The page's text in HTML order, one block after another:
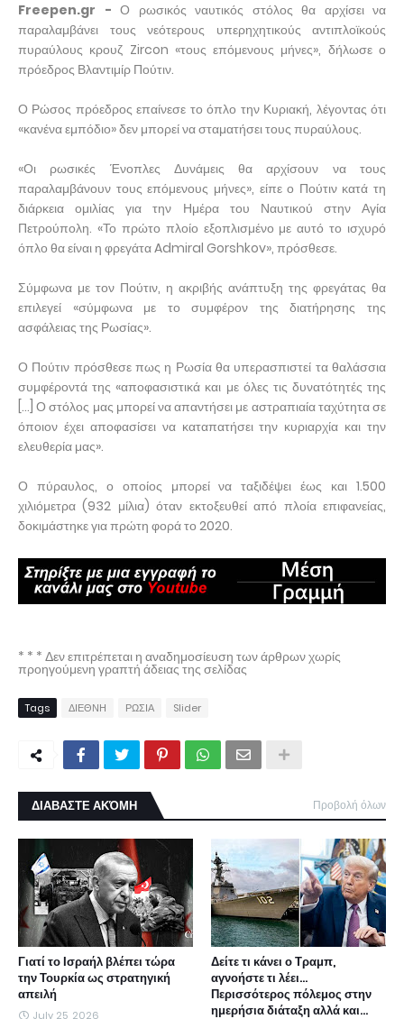
Freepen.gr - Ο ρωσικός ναυτικός στόλος θα αρχίσει να
παραλαμβάνει τους νεότερους υπερηχητικούς αντιπλοϊκούς
πυραύλους κρουζ Zircon «τους επόμενους μήνες», δήλωσε ο
πρόεδρος Βλαντιμίρ Πούτιν.
Ο Ρώσος πρόεδρος επαίνεσε το όπλο την Κυριακή, λέγοντας ότι
«κανένα εμπόδιο» δεν μπορεί να σταματήσει τους πυραύλους.
«Οι ρωσικές Ένοπλες Δυνάμεις θα αρχίσουν να τους
παραλαμβάνουν τους επόμενους μήνες», είπε ο Πούτιν κατά τη
διάρκεια ομιλίας για την Ημέρα του Ναυτικού στην Αγία
Πετρούπολη. «Το πρώτο πλοίο εξοπλισμένο με αυτό το ισχυρό
όπλο θα είναι η φρεγάτα Admiral Gorshkov», πρόσθεσε.
Σύμφωνα με τον Πούτιν, η ακριβής ανάπτυξη της φρεγάτας θα
επιλεγεί «σύμφωνα με το συμφέρον της διατήρησης της
ασφάλειας της Ρωσίας».
Ο Πούτιν πρόσθεσε πως η Ρωσία θα υπερασπιστεί τα θαλάσσια
συμφέροντά της «αποφασιστικά και με όλες τις δυνατότητές της
[...] Ο στόλος μας μπορεί να απαντήσει με αστραπιαία ταχύτητα σε
όποιον έχει αποφασίσει να καταπατήσει την κυριαρχία και την
ελευθερία μας».
Ο πύραυλος, ο οποίος μπορεί να ταξιδέψει έως και 1.500
χιλιόμετρα (932 μίλια) όταν εκτοξευθεί από πλοία επιφανείας,
δοκιμάστηκε για πρώτη φορά το 2020.
* * * Δεν επιτρέπεται η αναδημοσίευση των άρθρων χωρίς
προηγούμενη γραπτή άδειας της σελίδας
Tags ΔΙΕΘΝΗ ΡΩΣΙΑ Slider
ΔΙΑΒΑΣΤΕ ΑΚΌΜΗ Προβολή όλων
Γιατί το Ισραήλ βλέπει τώρα
την Τουρκία ως στρατηγική
απειλή
July 25, 2026
Δείτε τι κάνει ο Τραμπ,
αγνοήστε τι λέει...
Περισσότερος πόλεμος στην
ημερήσια διάταξη αλλά και...